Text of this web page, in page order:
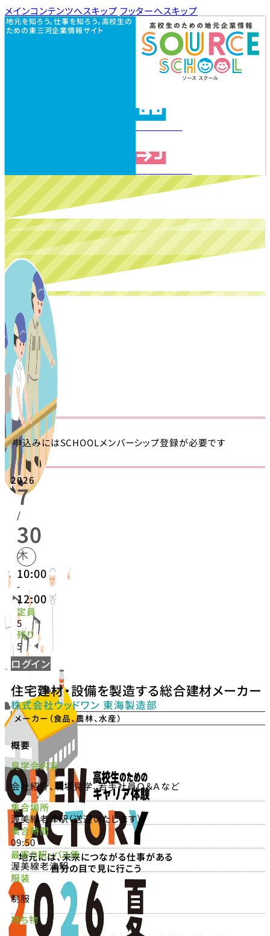
メインコンテンツへスキップ フッターへスキップ
地元を知ろう。仕事を知ろう。高校生の
ための東三河企業情報サイト
地元には、未来につながる仕事がある
自分の目で見に行こう
申込みにはSCHOOLメンバーシップ登録が必要です
2026
7
/
30
木
10:00
-
12:00
定員
5
残り
5
ログイン
住宅建材・設備を製造する総合建材メーカー
株式会社ウッドワン 東海製造部
メーカー（食品、農林、水産）
概要
見学会内容
会社紹介、職場見学、若手社員Ｑ＆Ａなど
集合場所
渥美線老津駅（送迎いたします）
集合時間
09:50
最寄り駅・バス停
渥美線老津駅
服装
制服
持ち物